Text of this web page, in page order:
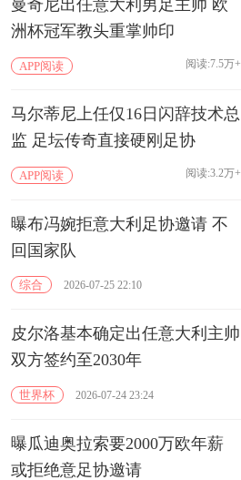
曼奇尼出任意大利男足主帅 欧
洲杯冠军教头重掌帅印
APP阅读 阅读:7.5万+
马尔蒂尼上任仅16日闪辞技术总
监 足坛传奇直接硬刚足协
APP阅读 阅读:3.2万+
曝布冯婉拒意大利足协邀请 不
回国家队
综合 2026-07-25 22:10
皮尔洛基本确定出任意大利主帅
双方签约至2030年
世界杯 2026-07-24 23:24
曝瓜迪奥拉索要2000万欧年薪
或拒绝意足协邀请